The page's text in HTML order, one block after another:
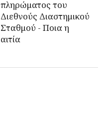
πληρώματος του
Διεθνούς Διαστημικού
Σταθμού - Ποια η
αιτία